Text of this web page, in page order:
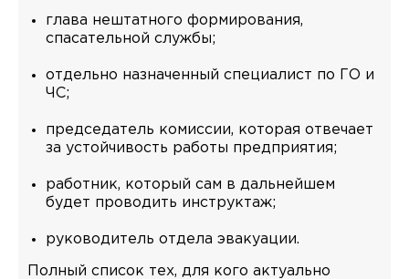
глава нештатного формирования,
спасательной службы;
отдельно назначенный специалист по ГО и
ЧС;
председатель комиссии, которая отвечает
за устойчивость работы предприятия;
работник, который сам в дальнейшем
будет проводить инструктаж;
руководитель отдела эвакуации.
Полный список тех, для кого актуально